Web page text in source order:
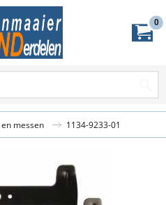
0
messen 1134-9233-01